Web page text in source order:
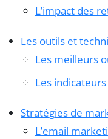
L’impact des
Les outils et
Les meilleurs
Les
Stratégies de
L’email